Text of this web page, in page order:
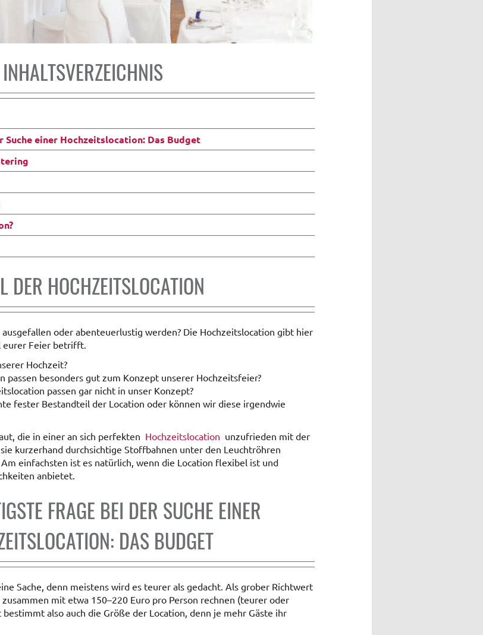
INHALTSVERZEICHNIS
einer Hochzeitslocation: Das Budget
DER HOCHZEITSLOCATION
oder abenteuerlustig werden? Die Hochzeitslocation gibt hier
eurer Feier betrifft.
Hochzeit?
passen besonders gut zum Konzept unserer Hochzeitsfeier?
passen gar nicht in unser Konzept?
fester Bestandteil der Location oder können wir diese irgendwie
die in einer an sich perfekten Hochzeitslocation unzufrieden mit der
kurzerhand durchsichtige Stoffbahnen unter den Leuchtröhren
einfachsten ist es natürlich, wenn die Location flexibel ist und
anbietet.
FRAGE BEI DER SUCHE EINER
DAS BUDGET
Sache, denn meistens wird es teurer als gedacht. Als grober Richtwert
mit etwa 150–220 Euro pro Person rechnen (teurer oder
also auch die Größe der Location, denn je mehr Gäste ihr